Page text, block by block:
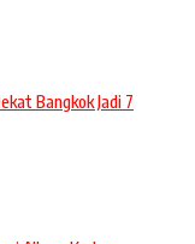
Bangkok Jadi 7